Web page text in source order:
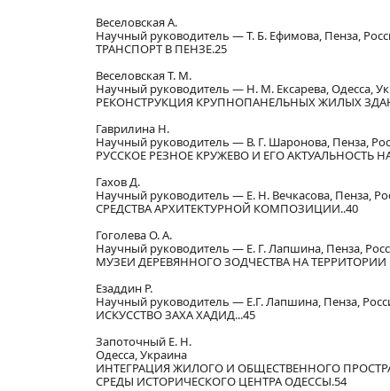
Веселовская А.
Научный руководитель — Т. Б. Ефимова, Пенза,
ТРАНСПОРТ В ПЕНЗЕ.25
Веселовская Т. М.
Научный руководитель — Н. М. Ексарева, Одесса,
РЕКОНСТРУКЦИЯ КРУПНОПАНЕЛЬНЫХ ЖИЛЫХ
Гаврилина Н.
Научный руководитель — В. Г. Шаронова, Пенза,
РУССКОЕ РЕЗНОЕ КРУЖЕВО И ЕГО АКТУАЛЬНОСТЬ
Гахов Д.
Научный руководитель — Е. Н. Вечкасова, Пенза,
СРЕДСТВА АРХИТЕКТУРНОЙ КОМПОЗИЦИИ..40
Гоголева О. А.
Научный руководитель — Е. Г. Лапшина, Пенза,
МУЗЕИ ДЕРЕВЯННОГО ЗОДЧЕСТВА НА ТЕРРИТОРИИ
Езаддин Р.
Научный руководитель — Е.Г. Лапшина, Пенза,
ИСКУССТВО ЗАХА ХАДИД...45
Запоточный Е. Н.
Одесса, Украина
ИНТЕГРАЦИЯ ЖИЛОГО И ОБЩЕСТВЕННОГО
СРЕДЫ ИСТОРИЧЕСКОГО ЦЕНТРА ОДЕССЫ.54